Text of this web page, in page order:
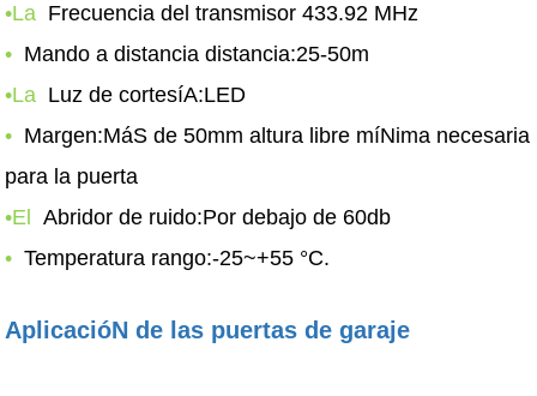
•La Frecuencia del transmisor 433.92 MHz
• Mando a distancia distancia:25-50m
•La Luz de cortesíA:LED
• Margen:MáS de 50mm altura libre míNima necesaria
para la puerta
•El
Abridor de ruido:Por debajo de 60db
• Temperatura rango:-25~+55 °C.
AplicacióN de las puertas de garaje